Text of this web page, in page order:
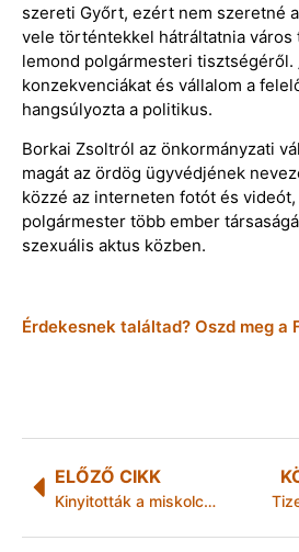
szereti Győrt, ezért nem szeretné
vele történtekkel hátráltatnia
lemond polgármesteri tisztségéről.
konzekvenciákat és vállalom a
hangsúlyozta a politikus.
Borkai Zsoltról az önkormányzati
magát az ördög ügyvédjének
közzé az interneten fotót és
polgármester több ember
szexuális aktus közben.
Érdekesnek találtad? Oszd meg a
ELŐZŐ CIKK
Kinyitották a miskolci városházát